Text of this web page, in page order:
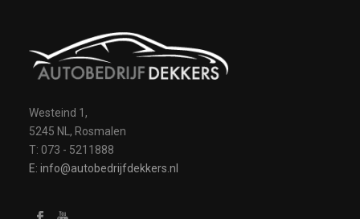
Westeind 1,
5245 NL, Rosmalen
T: 073 - 5211888
E: info@autobedrijfdekkers.nl